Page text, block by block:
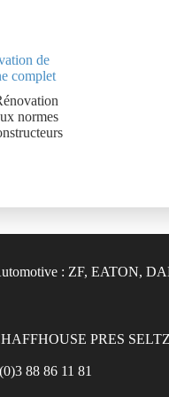
de
complet
normes
PRES
88 86 11 81